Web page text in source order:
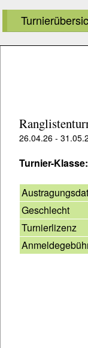
26.04.26 -
Turnier-
Geschlecht
Turnierlizenz